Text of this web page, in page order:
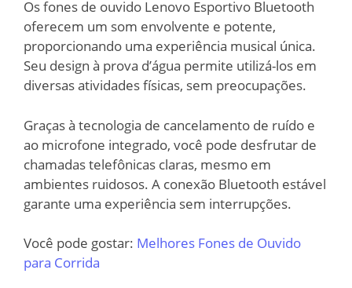
Os fones de ouvido Lenovo Esportivo Bluetooth
oferecem um som envolvente e potente,
proporcionando uma experiência musical única.
Seu design à prova d’água permite utilizá-los em
diversas atividades físicas, sem preocupações.
Graças à tecnologia de cancelamento de ruído e
ao microfone integrado, você pode desfrutar de
chamadas telefônicas claras, mesmo em
ambientes ruidosos. A conexão Bluetooth estável
garante uma experiência sem interrupções.
Você pode gostar: Melhores Fones de Ouvido
para Corrida